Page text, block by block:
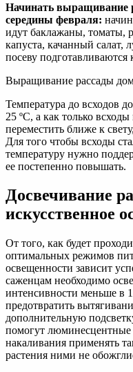
Начинать выращивание
середины февраля:
идут баклажаны, томаты,
капуста, качанный салат,
посеву подготавливаются
Выращивание рассады
Температура до всходов
25 ºC, а как только
переместить ближе к
Для того чтобы всходы
температуру нужно
ее постепенно повышать.
Досвечивание
искусственное
От того, как будет
оптимальных режимов
освещенности зависит
саженцам необходимо
интенсивности меньше в
предотвратить
дополнительную
помогут
накаливания применять
растения ними не